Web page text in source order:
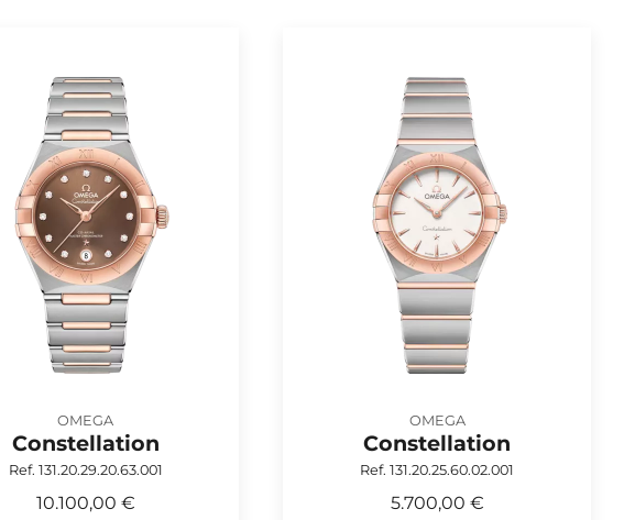
OMEGA
Constellation
Ref. 131.20.29.20.63.001
10.100,00 €
OMEGA
Constellation
Ref. 131.20.25.60.02.001
5.700,00 €